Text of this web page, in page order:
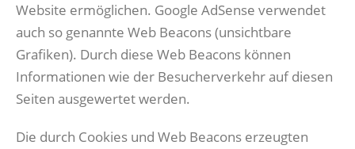
Website ermöglichen. Google AdSense verwendet
auch so genannte Web Beacons (unsichtbare
Grafiken). Durch diese Web Beacons können
Informationen wie der Besucherverkehr auf diesen
Seiten ausgewertet werden.
Die durch Cookies und Web Beacons erzeugten